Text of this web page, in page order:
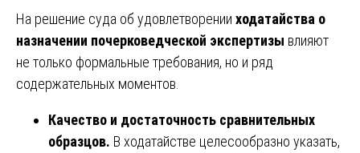
На решение суда об удовлетворении ходатайства о
назначении почерковедческой экспертизы влияют
не только формальные требования, но и ряд
содержательных моментов.
Качество и достаточность сравнительных
образцов. В ходатайстве целесообразно указать,